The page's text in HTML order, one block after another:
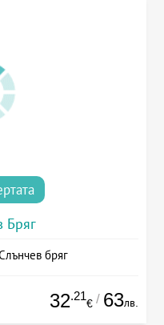
Бряг
бряг
32.21
€ / 63лв.